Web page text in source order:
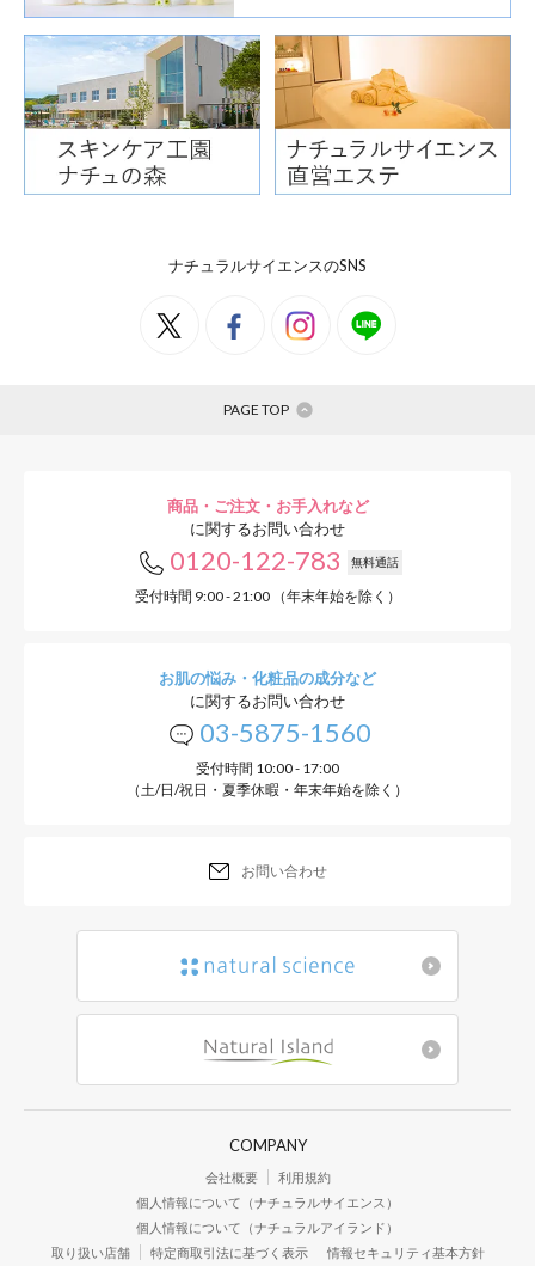
ナチュラルサイエンスのSNS
PAGE TOP
商品・ご注文・お手入れなど
に関するお問い合わせ
0120-122-783 無料通話
受付時間 9:00 - 21:00 （年末年始を除く）
お肌の悩み・化粧品の成分など
に関するお問い合わせ
03-5875-1560
受付時間 10:00 - 17:00
（土/日/祝日・夏季休暇・年末年始を除く）
お問い合わせ
COMPANY
会社概要
利用規約
個人情報について（ナチュラルサイエンス）
個人情報について（ナチュラルアイランド）
取り扱い店舗
特定商取引法に基づく表示 情報セキュリティ基本方針